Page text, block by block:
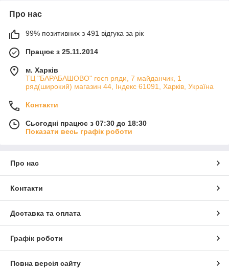
Про нас
99% позитивних з 491 відгука за рік
Працює з 25.11.2014
м. Харків
ТЦ "БАРАБАШОВО" госп ряди, 7 майданчик, 1
ряд(широкий) магазин 44, Індекс 61091, Харків, Україна
Контакти
Сьогодні працює з 07:30 до 18:30
Показати весь графік роботи
Про нас
Контакти
Доставка та оплата
Графік роботи
Повна версія сайту